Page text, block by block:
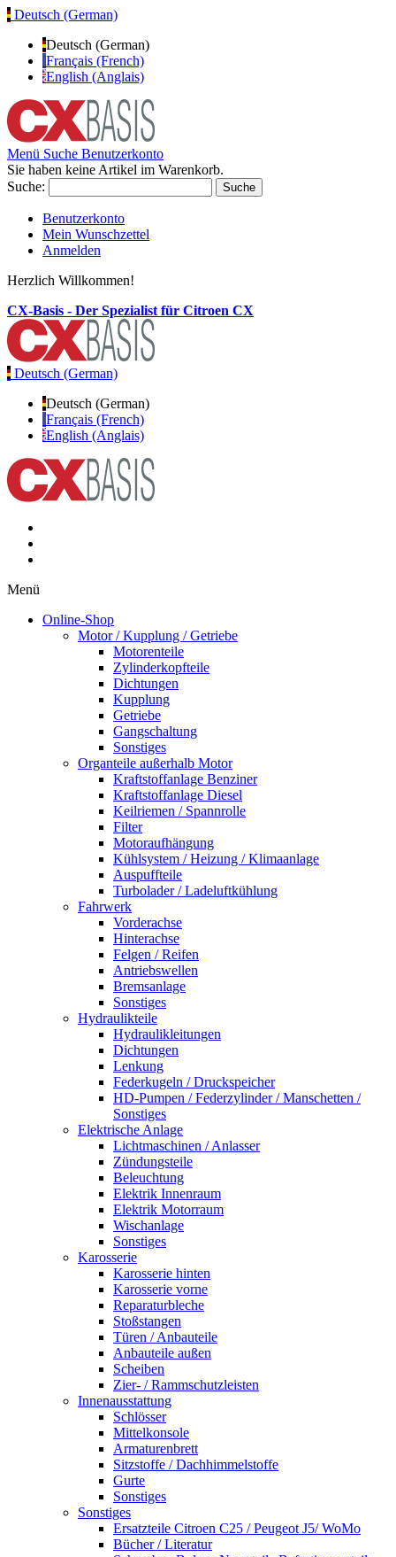
Deutsch (German)
Deutsch (German)
Français (French)
English (Anglais)
Menü Suche Benutzerkonto
Sie haben keine Artikel im Warenkorb.
Suche:
Suche
Benutzerkonto
Mein Wunschzettel
Anmelden
Herzlich Willkommen!
CX-Basis - Der Spezialist für Citroen CX
Deutsch (German)
Deutsch (German)
Français (French)
English (Anglais)
Menü
Online-Shop
Motor / Kupplung / Getriebe
Motorenteile
Zylinderkopfteile
Dichtungen
Kupplung
Getriebe
Gangschaltung
Sonstiges
Organteile außerhalb Motor
Kraftstoffanlage Benziner
Kraftstoffanlage Diesel
Keilriemen / Spannrolle
Filter
Motoraufhängung
Kühlsystem / Heizung / Klimaanlage
Auspuffteile
Turbolader / Ladeluftkühlung
Fahrwerk
Vorderachse
Hinterachse
Felgen / Reifen
Antriebswellen
Bremsanlage
Sonstiges
Hydraulikteile
Hydraulikleitungen
Dichtungen
Lenkung
Federkugeln / Druckspeicher
HD-Pumpen / Federzylinder / Manschetten /
Sonstiges
Elektrische Anlage
Lichtmaschinen / Anlasser
Zündungsteile
Beleuchtung
Elektrik Innenraum
Elektrik Motorraum
Wischanlage
Sonstiges
Karosserie
Karosserie hinten
Karosserie vorne
Reparaturbleche
Stoßstangen
Türen / Anbauteile
Anbauteile außen
Scheiben
Zier- / Rammschutzleisten
Innenausstattung
Schlösser
Mittelkonsole
Armaturenbrett
Sitzstoffe / Dachhimmelstoffe
Gurte
Sonstiges
Sonstiges
Ersatzteile Citroen C25 / Peugeot J5/ WoMo
Bücher / Literatur